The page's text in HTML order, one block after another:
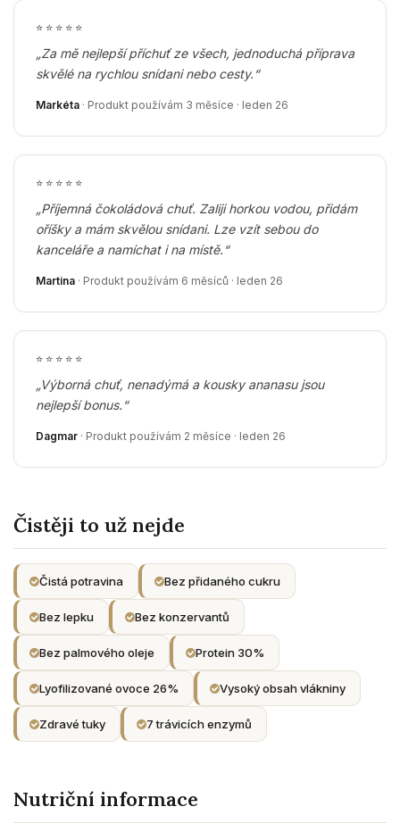
⭐ ⭐ ⭐ ⭐ ⭐
„Za mě nejlepší příchuť ze všech, jednoduchá příprava
skvělé na rychlou snídani nebo cesty.“
Markéta · Produkt používám 3 měsíce · leden 26
⭐ ⭐ ⭐ ⭐ ⭐
„Příjemná čokoládová chuť. Zaliji horkou vodou, přidám
oříšky a mám skvělou snídani. Lze vzít sebou do
kanceláře a namíchat i na místě.“
Martina · Produkt používám 6 měsíců · leden 26
⭐ ⭐ ⭐ ⭐ ⭐
„Výborná chuť, nenadýmá a kousky ananasu jsou
nejlepší bonus.“
Dagmar · Produkt používám 2 měsíce · leden 26
Čistěji to už nejde
Čistá potravina Bez přidaného cukru
Bez lepku Bez konzervantů
Bez palmového oleje Protein 30%
Lyofilizované ovoce 26% Vysoký obsah vlákniny
Zdravé tuky 7 trávicích enzymů
Nutriční informace